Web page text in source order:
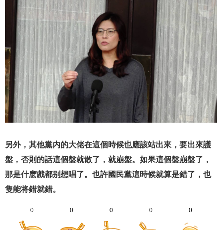
另外，其他黨内的大佬在這個時候也應該站出來，要出來護
盤，否則的話這個盤就散了，就崩盤。如果這個盤崩盤了，
那是什麽戲都别想唱了。也許國民黨這時候就算是錯了，也
隻能将錯就錯。
0 0 0 0 0